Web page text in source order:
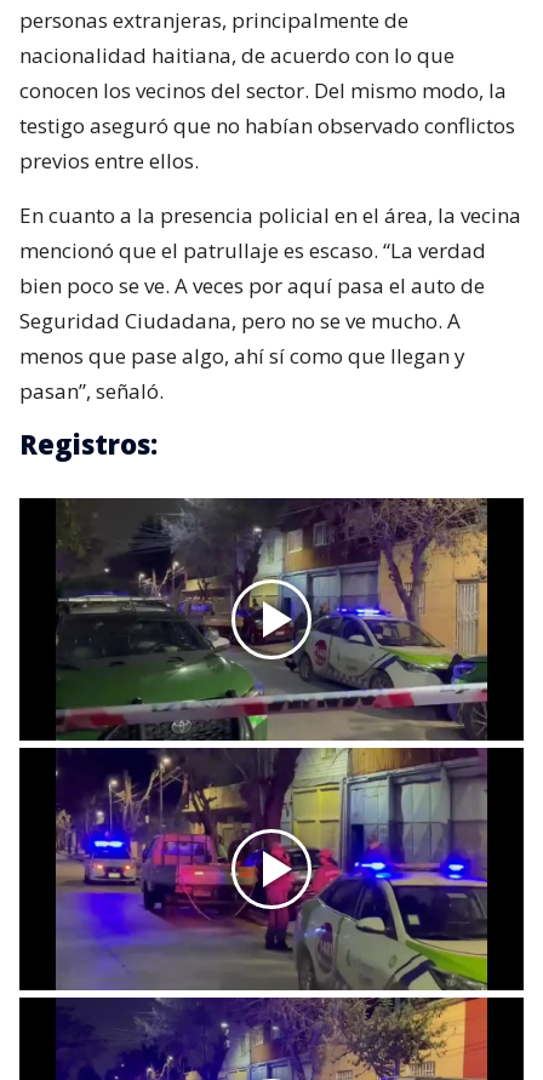
personas extranjeras, principalmente de
nacionalidad haitiana, de acuerdo con lo que
conocen los vecinos del sector. Del mismo modo, la
testigo aseguró que no habían observado conflictos
previos entre ellos.
En cuanto a la presencia policial en el área, la vecina
mencionó que el patrullaje es escaso. “La verdad
bien poco se ve. A veces por aquí pasa el auto de
Seguridad Ciudadana, pero no se ve mucho. A
menos que pase algo, ahí sí como que llegan y
pasan”, señaló.
Registros: